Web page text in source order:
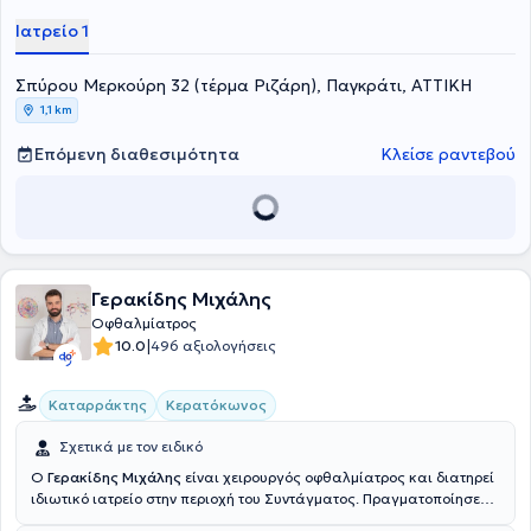
Οφθαλμιατρείο Αθηνών και στο Γενικό Νοσοκομείο Παίδων
Αθηνώνω "Π. & Α. Κυριακού". Σήμερα πέραν του του ιδιωτικού της
και στη Βιοκλινική Αθηνών.
Ιατρείο 1
Σπύρου Μερκούρη 32 (τέρμα Ριζάρη), Παγκράτι, ΑΤΤΙΚΗ
1,1 km
Επόμενη διαθεσιμότητα Κλείσε ραντεβού
Γερακίδης Μιχάλης
Οφθαλμίατρος
10.0|496 αξιολογήσεις
Καταρράκτης Κερατόκωνος
Σχετικά με τον ειδικό
Ο Γερακίδης Μιχάλης είναι χειρουργός οφθαλμίατρος και διατηρεί
ιδιωτικό ιατρείο στην περιοχή του Συντάγματος. Πραγματοποίησε